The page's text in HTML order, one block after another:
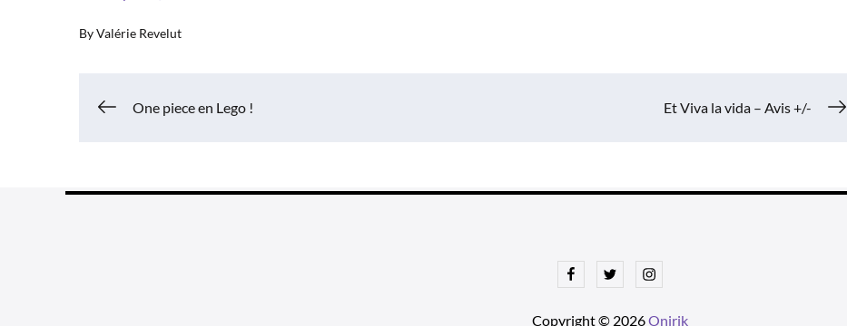
ByValérie Revelut
Navigation
One piece en Lego ! Et Viva la vida – Avis +/-
FacebookTwitterInstagram
Copyright © 2026Onirik